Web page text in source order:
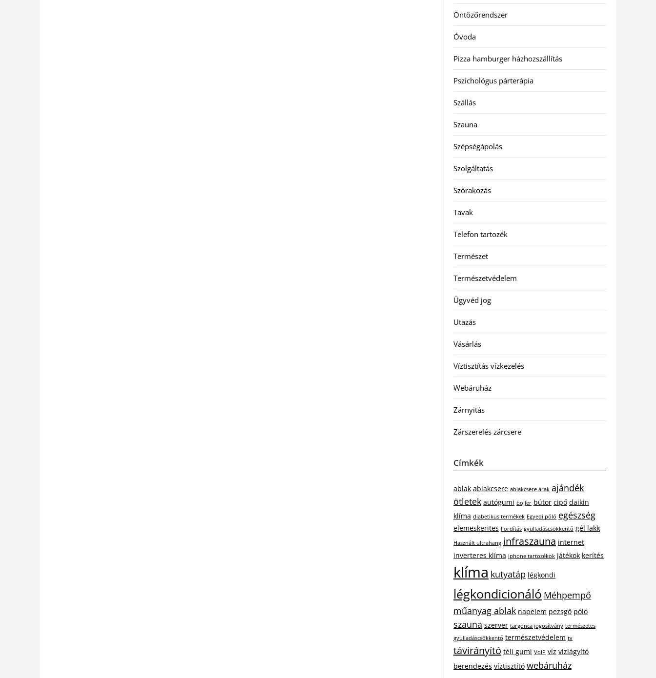
Öntözőrendszer
Óvoda
Pizza hamburger házhozszállítás
Pszichológus párterápia
Szállás
Szauna
Szépségápolás
Szolgáltatás
Szórakozás
Tavak
Telefon tartozék
Természet
Természetvédelem
Ügyvéd jog
Utazás
Vásárlás
Víztisztítás vízkezelés
Webáruház
Zárnyitás
Zárszerelés zárcsere
Címkék
ablak ablakcsere ablakcsere árak ajándék
ötletek autógumi bojler bútor cipő daikin
klíma diabetikus termékek Egyedi póló egészség
elemeskerites Fordítás gyulladáscsökkentő gél lakk
Használt ultrahang infraszauna internet
inverteres klíma Iphone tartozékok játékok kerítés
klíma kutyatáp légkondi
légkondicionáló Méhpempő
műanyag ablak napelem pezsgő póló
szauna szerver targonca jogosítvány természetes
gyulladáscsökkentő természetvédelem tv
távirányító téli gumi VoIP víz vízlágyító
berendezés víztisztító webáruház